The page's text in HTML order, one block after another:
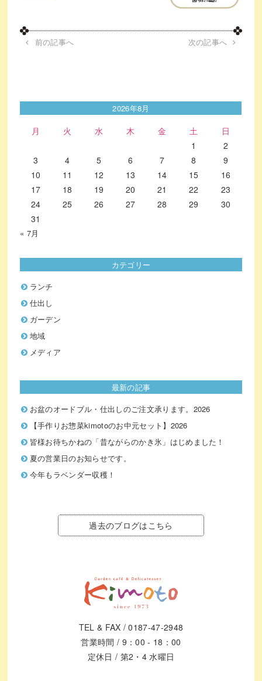
前の記事へ 次の記事へ
2026年8月
月 火 水 木 金 土
日
1
2
3
4 5 6 7 8
9
10
11 12 13 14 15
16
17
18 19 20 21 22
23
24
25 26 27 28 29
30
31
« 7月
カテゴリー
ランチ
仕出し
ガーデン
地域
メディア
最新の記事
お盆のオードブル・仕出しのご注文承ります。2026
【手作りお惣菜kimotoのお中元セット】2026
皆様お待ちかねの「昔ながらのかき氷」はじめました！
夏の営業日のお知らせです。
今年もラベンダー収穫！
過去のブログはこちら
TEL & FAX / 0187-47-2948
営業時間 / 9：00 - 18：00
定休日 / 第2・4 水曜日